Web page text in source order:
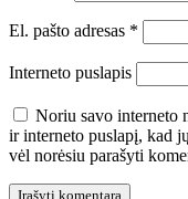
El. pašto adresas *
Interneto puslapis
Noriu savo interneto
ir interneto puslapį, kad
vėl norėsiu parašyti